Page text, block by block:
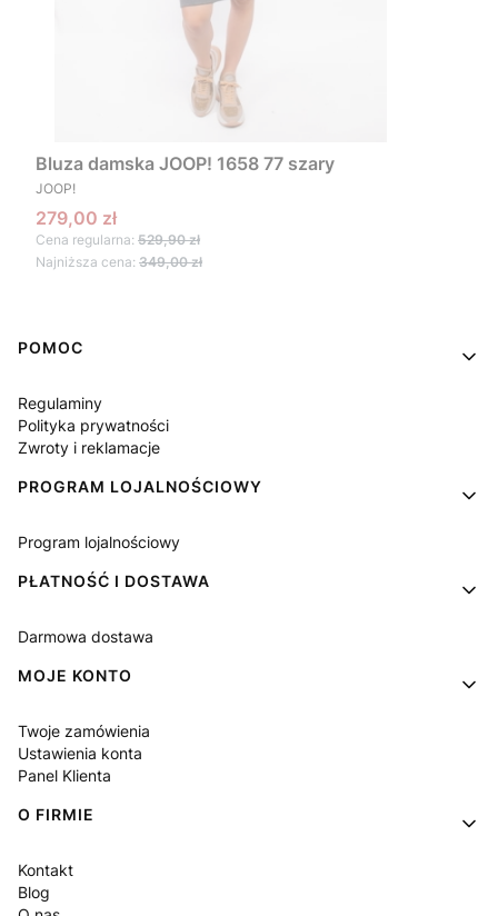
Bluza damska JOOP! 1658 77 szary
PRODUCENT
JOOP!
Cena promocyjna
279,00 zł
Cena regularna: 529,90 zł
Najniższa cena: 349,00 zł
Linki w stopce
POMOC
Regulaminy
Polityka prywatności
Zwroty i reklamacje
PROGRAM LOJALNOŚCIOWY
Program lojalnościowy
PŁATNOŚĆ I DOSTAWA
Darmowa dostawa
MOJE KONTO
Twoje zamówienia
Ustawienia konta
Panel Klienta
O FIRMIE
Kontakt
Blog